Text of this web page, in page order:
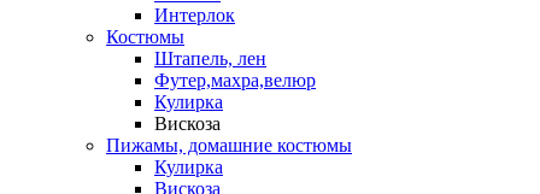
Интерлок
Костюмы
Штапель, лен
Футер,махра,велюр
Кулирка
Вискоза
Пижамы, домашние костюмы
Кулирка
Вискоза